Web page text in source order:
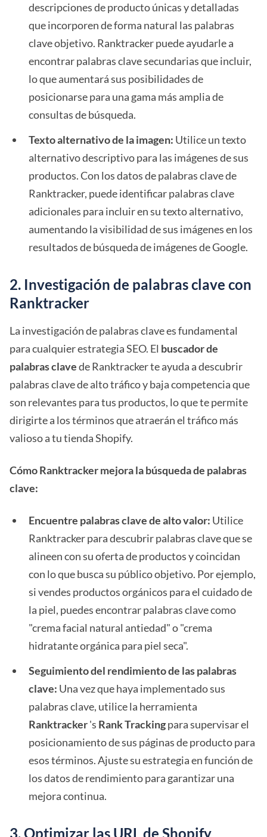
descripciones de producto únicas y detalladas
que incorporen de forma natural las palabras
clave objetivo. Ranktracker puede ayudarle a
encontrar palabras clave secundarias que incluir,
lo que aumentará sus posibilidades de
posicionarse para una gama más amplia de
consultas de búsqueda.
Texto alternativo de la imagen: Utilice un texto
alternativo descriptivo para las imágenes de sus
productos. Con los datos de palabras clave de
Ranktracker, puede identificar palabras clave
adicionales para incluir en su texto alternativo,
aumentando la visibilidad de sus imágenes en los
resultados de búsqueda de imágenes de Google.
2. Investigación de palabras clave con
Ranktracker
La investigación de palabras clave es fundamental
para cualquier estrategia SEO. El buscador de
palabras clavede Ranktracker te ayuda a descubrir
palabras clave de alto tráfico y baja competencia que
son relevantes para tus productos, lo que te permite
dirigirte a los términos que atraerán el tráfico más
valioso a tu tienda Shopify.
Cómo Ranktracker mejora la búsqueda de palabras
clave:
Encuentre palabras clave de alto valor: Utilice
Ranktracker para descubrir palabras clave que se
alineen con su oferta de productos y coincidan
con lo que busca su público objetivo. Por ejemplo,
si vendes productos orgánicos para el cuidado de
la piel, puedes encontrar palabras clave como
"crema facial natural antiedad" o "crema
hidratante orgánica para piel seca".
Seguimiento del rendimiento de las palabras
clave: Una vez que haya implementado sus
palabras clave, utilice la herramienta
Ranktracker's Rank Trackingpara supervisar el
posicionamiento de sus páginas de producto para
esos términos. Ajuste su estrategia en función de
los datos de rendimiento para garantizar una
mejora continua.
3. Optimizar las URL de Shopify